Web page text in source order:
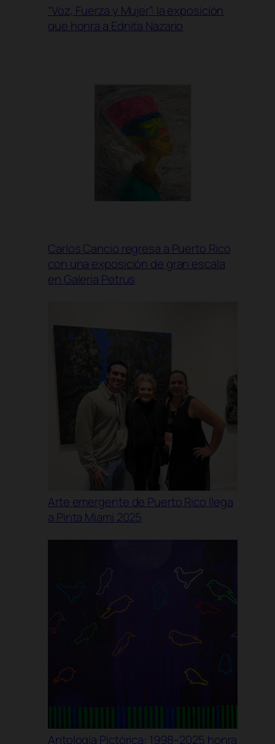
“Voz, Fuerza y Mujer”: la exposición
que honra a Ednita Nazario
Carlos Cancio regresa a Puerto Rico
con una exposición de gran escala
en Galería Petrus
Arte emergente de Puerto Rico llega
a Pinta Miami 2025
Antología Pictórica: 1998–2025 honra